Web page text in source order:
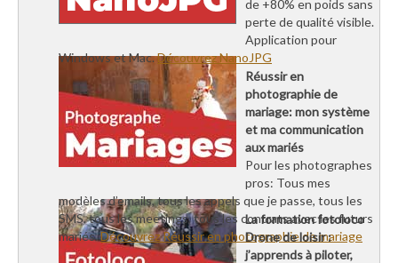
de +80% en poids sans
perte de qualité visible.
Application pour
Windows et Mac.Découvrez NanoJPG
Réussir en
photographie de
mariage: mon système
et ma communication
aux mariés
Pour les photographes
pros: Tous mes
modèles d’emails, tous les appels que je passe, tous les
SMS, tous les meetings, tous les contrats avec les futurs
mariés.Découvrez Réussir en photographie de mariage
La formation fotoloco
Drone de loisir :
j’apprends à piloter,